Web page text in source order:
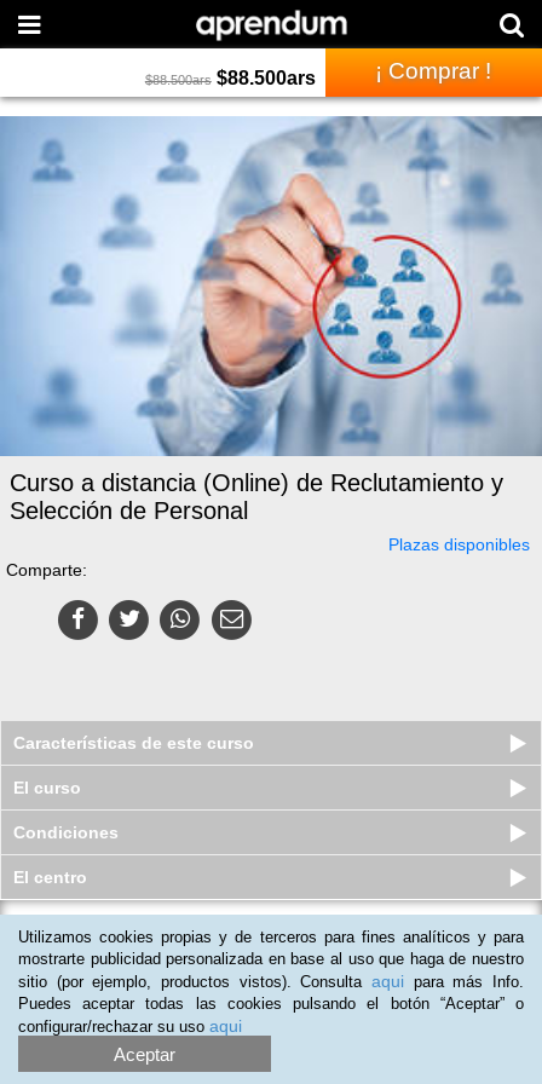
$88.500ars $88.500ars ¡ Comprar !
Curso a distancia (Online) de Reclutamiento y
Selección de Personal
Plazas disponibles
Comparte:
Características de este curso
El curso
Condiciones
El centro
Pack de 4 Cursos a distancia
(Online) de Experto en Dirección ...
Plazas agotadas
$448.500 ars $63.254ars
( 8)
Utilizamos cookies propias y de terceros para fines analíticos y para
mostrarte publicidad personalizada en base al uso que haga de nuestro
sitio (por ejemplo, productos vistos). Consulta aqui para más Info.
Puedes aceptar todas las cookies pulsando el botón “Aceptar” o
configurar/rechazar su uso aqui
Aceptar